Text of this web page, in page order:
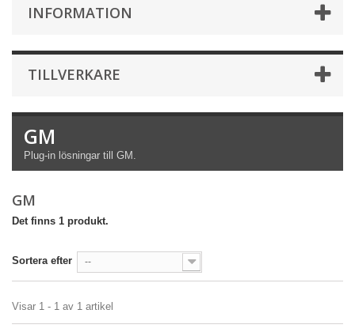
INFORMATION
TILLVERKARE
GM
Plug-in lösningar till GM.
GM
Det finns 1 produkt.
Sortera efter --
Visar 1 - 1 av 1 artikel